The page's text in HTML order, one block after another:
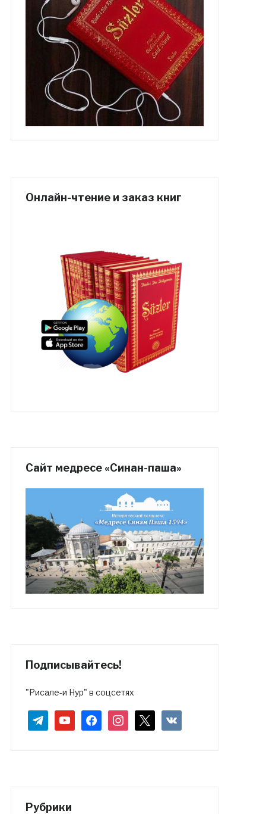
Онлайн-чтение и заказ книг
Сайт медресе «Синан-паша»
Подписывайтесь!
"Рисале-и Нур" в соцсетях
telegramyoutubefacebookinstagram vkontakte
Рубрики